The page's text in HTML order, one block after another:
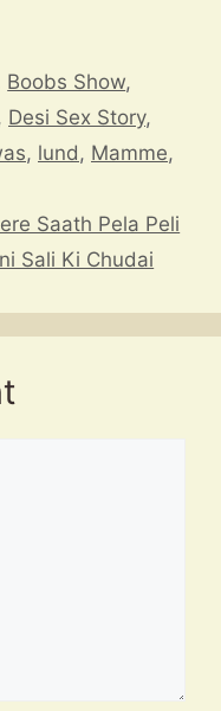
p
c
h
Boobs Show,
, Desi Sex Story,
, lund , Mamme,
Saath Pela Peli
Sali Ki Chudai